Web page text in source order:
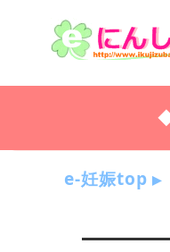
e-妊娠top